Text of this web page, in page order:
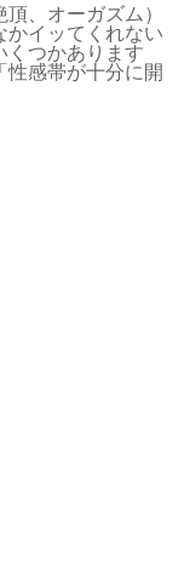
、オーガズム）
かイッてくれない
くつかあります
性感帯が十分に開